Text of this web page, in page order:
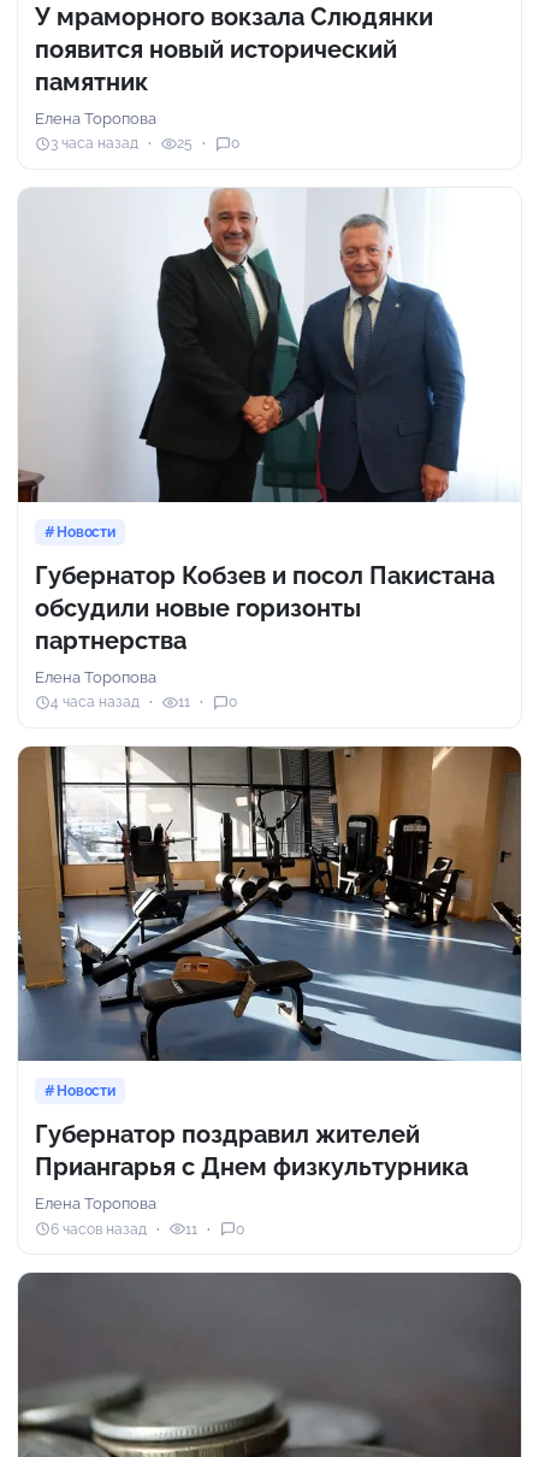
У мраморного вокзала Слюдянки
появится новый исторический
памятник
Елена Торопова
3 часа назад 25 0
Новости
Губернатор Кобзев и посол Пакистана
обсудили новые горизонты
партнерства
Елена Торопова
4 часа назад 11 0
Новости
Губернатор поздравил жителей
Приангарья с Днем физкультурника
Елена Торопова
6 часов назад 11 0